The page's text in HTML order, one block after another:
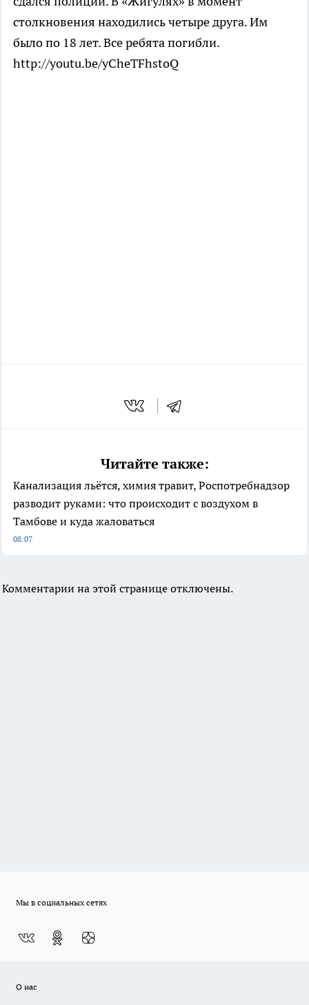
столкновения находились четыре друга. Им
было по 18 лет. Все ребята погибли.
http://youtu.be/yCheTFhstoQ
Читайте также:
Канализация льётся, химия травит, Роспотребнадзор
разводит руками: что происходит с воздухом в
Тамбове и куда жаловаться
08:07
Комментарии на этой странице отключены.
Мы в социальных сетях
О нас